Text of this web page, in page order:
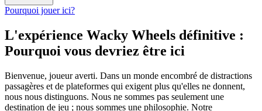
Pourquoi jouer ici?
L'expérience Wacky Wheels définitive :
Pourquoi vous devriez être ici
Bienvenue, joueur averti. Dans un monde encombré de distractions
passagères et de plateformes qui exigent plus qu'elles ne donnent,
nous nous distinguons. Nous ne sommes pas seulement une
destination de jeu ; nous sommes une philosophie. Notre